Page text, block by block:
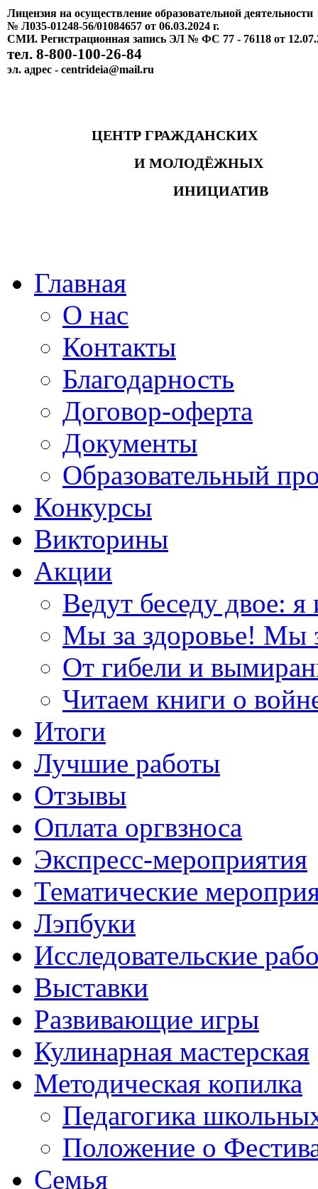
Лицензия на осуществление образовательной деятельности
№ Л035-01248-56/01084657 от 06.03.2024 г.
СМИ. Регистрационная запись ЭЛ № ФС 77 - 76118 от
тел. 8-800-100-26-84
эл. адрес - centrideia@mail.ru
ЦЕНТР ГРАЖДАНСКИХ
И МОЛОДЁЖНЫХ
ИНИЦИАТИВ
Главная
О нас
Контакты
Благодарность
Договор-оферта
Документы
Образовательный
Конкурсы
Викторины
Акции
Ведут беседу двое: я
Мы за здоровье! Мы
От гибели и
Читаем книги о
Итоги
Лучшие работы
Отзывы
Оплата оргвзноса
Экспресс-мероприятия
Тематические
Лэпбуки
Исследовательские
Выставки
Развивающие игры
Кулинарная мастерская
Методическая копилка
Педагогика
Положение о
Семья